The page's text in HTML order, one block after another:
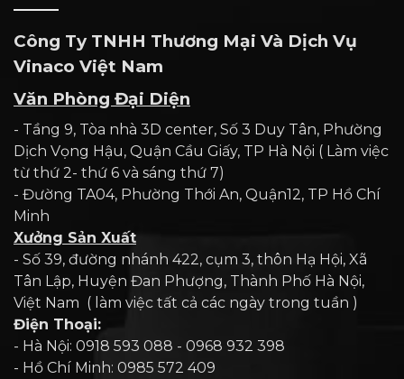
Công Ty TNHH Thương Mại Và Dịch Vụ
Vinaco Việt Nam
Văn Phòng Đại Diện
- Tầng 9, Tòa nhà 3D center, Số 3 Duy Tân, Phường
Dịch Vọng Hậu, Quận Cầu Giấy, TP Hà Nội ( Làm việc
từ thứ 2- thứ 6 và sáng thứ 7)
- Đường TA04, Phường Thới An, Quận12, TP Hồ Chí
Minh
Xưởng Sản Xuất
- Số 39, đường nhánh 422, cụm 3, thôn Hạ Hội, Xã
Tân Lập, Huyện Đan Phượng, Thành Phố Hà Nội,
Việt Nam ( làm việc tất cả các ngày trong tuần )
Điện Thoại:
- Hà Nội: 0918 593 088 - 0968 932 398
- Hồ Chí Minh: 0985 572 409